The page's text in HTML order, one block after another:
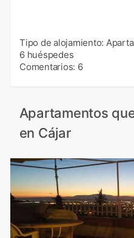
Tipo de alojamiento:
6 huéspedes
Comentarios: 6
Apartamentos
en Cájar